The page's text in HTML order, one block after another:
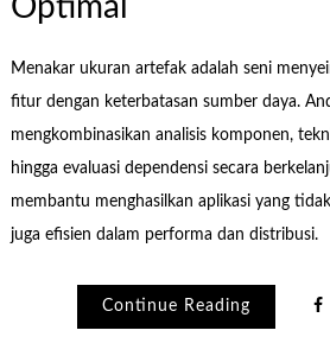
Menakar ukuran artefak adalah seni
fitur dengan keterbatasan sumber daya.
mengkombinasikan analisis komponen,
hingga evaluasi dependensi secara
membantu menghasilkan aplikasi yang
juga efisien dalam performa dan distribusi.
Continue Reading